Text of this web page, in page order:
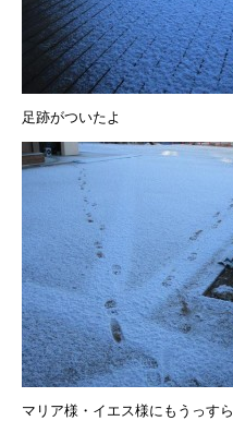
足跡がついたよ
マリア様・イエス様にもうっすら